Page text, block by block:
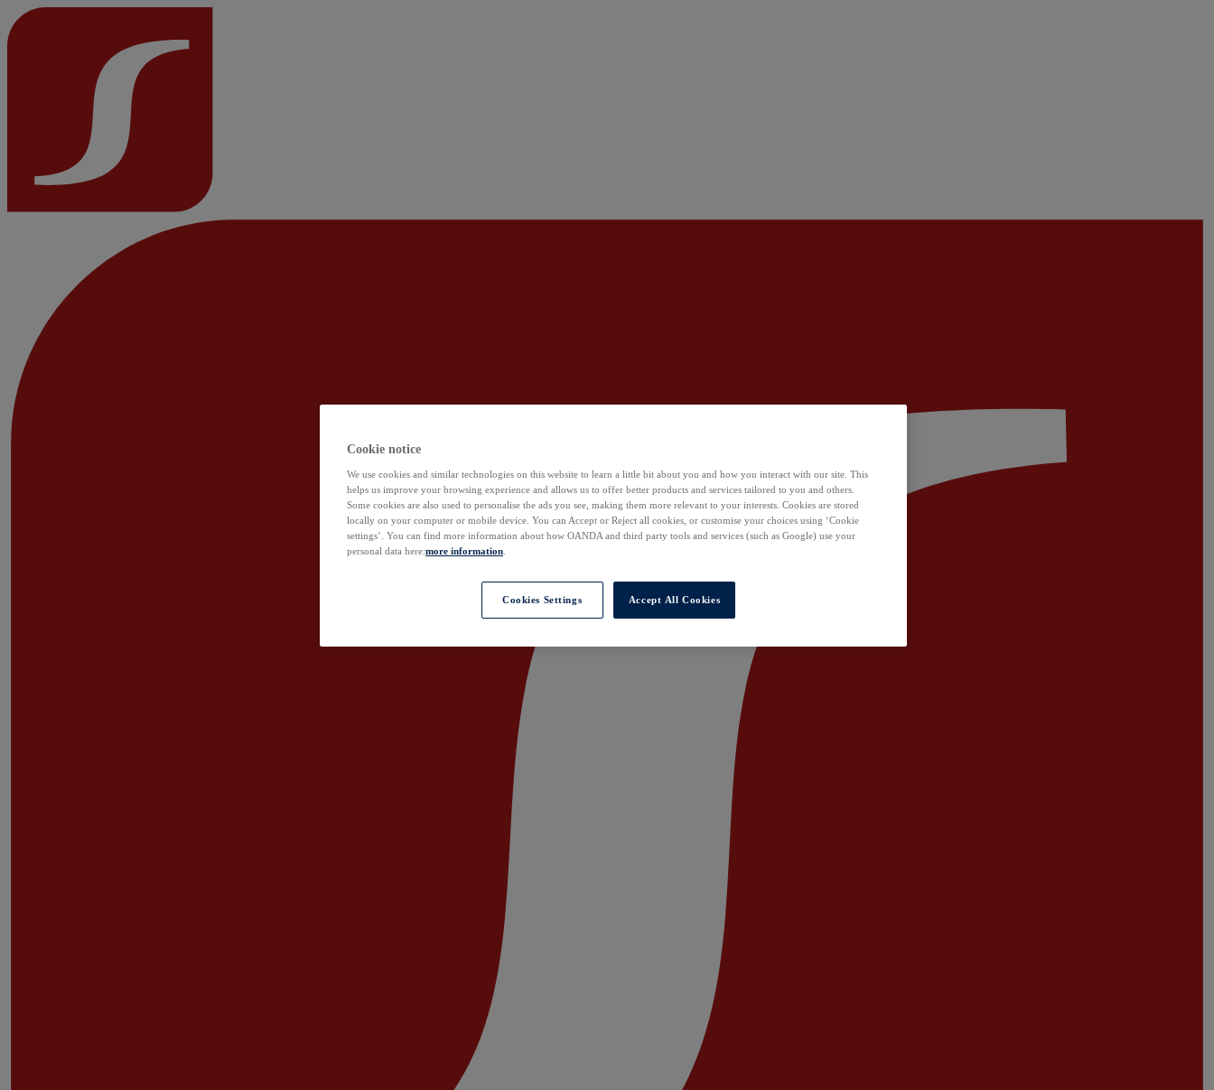
Cookie notice
We use cookies and similar technologies on this website to learn a little bit about you and how you interact with our site. This
helps us improve your browsing experience and allows us to offer better products and services tailored to you and others.
Some cookies are also used to personalise the ads you see, making them more relevant to your interests. Cookies are stored
locally on your computer or mobile device. You can Accept or Reject all cookies, or customise your choices using ‘Cookie
settings’. You can find more information about how OANDA and third party tools and services (such as Google) use your
personal data here:more information
Cookies Settings Accept All Cookies